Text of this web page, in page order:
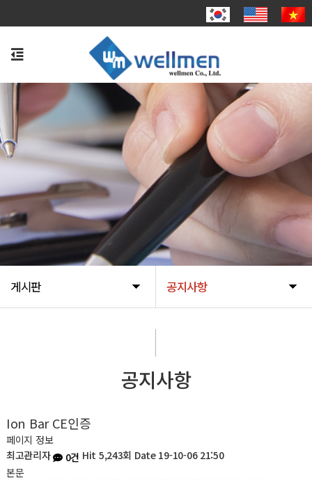
게시판 공지사항
공지사항
Ion Bar CE인증
페이지 정보
최고관리자
0건 Hit 5,243회 Date 19-10-06 21:50
본문